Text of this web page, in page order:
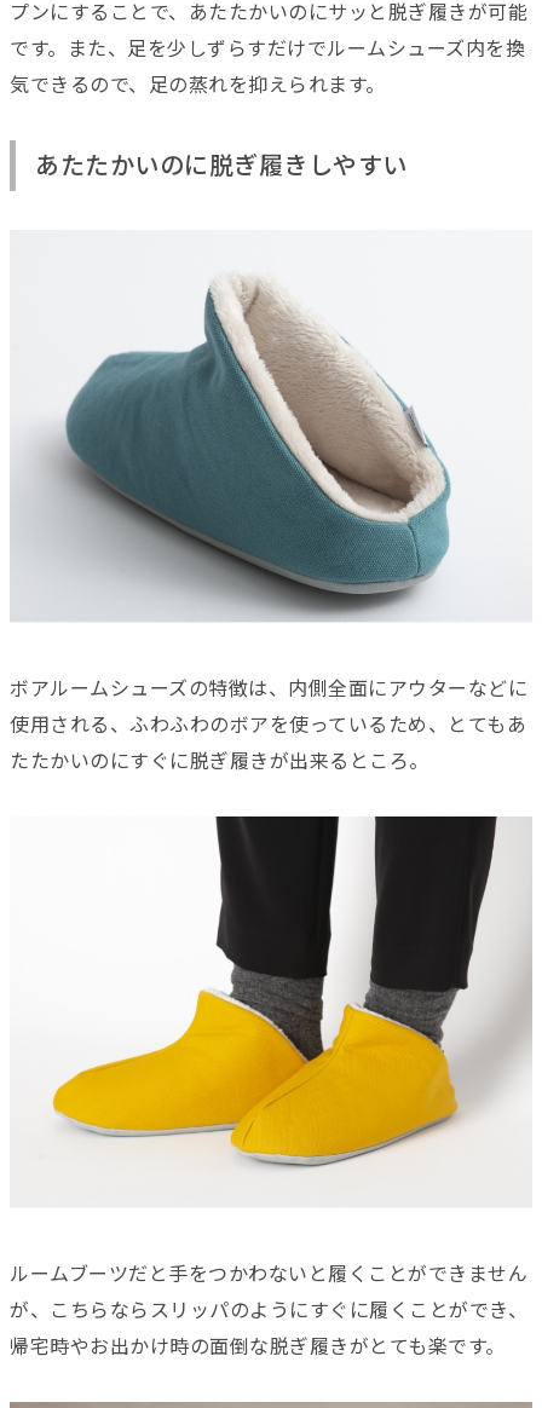
プンにすることで、あたたかいのにサッと脱ぎ履きが可能
です。また、足を少しずらすだけでルームシューズ内を換
気できるので、足の蒸れを抑えられます。
あたたかいのに脱ぎ履きしやすい
ボアルームシューズの特徴は、内側全面にアウターなどに
使用される、ふわふわのボアを使っているため、とてもあ
たたかいのにすぐに脱ぎ履きが出来るところ。
ルームブーツだと手をつかわないと履くことができません
が、こちらならスリッパのようにすぐに履くことができ、
帰宅時やお出かけ時の面倒な脱ぎ履きがとても楽です。